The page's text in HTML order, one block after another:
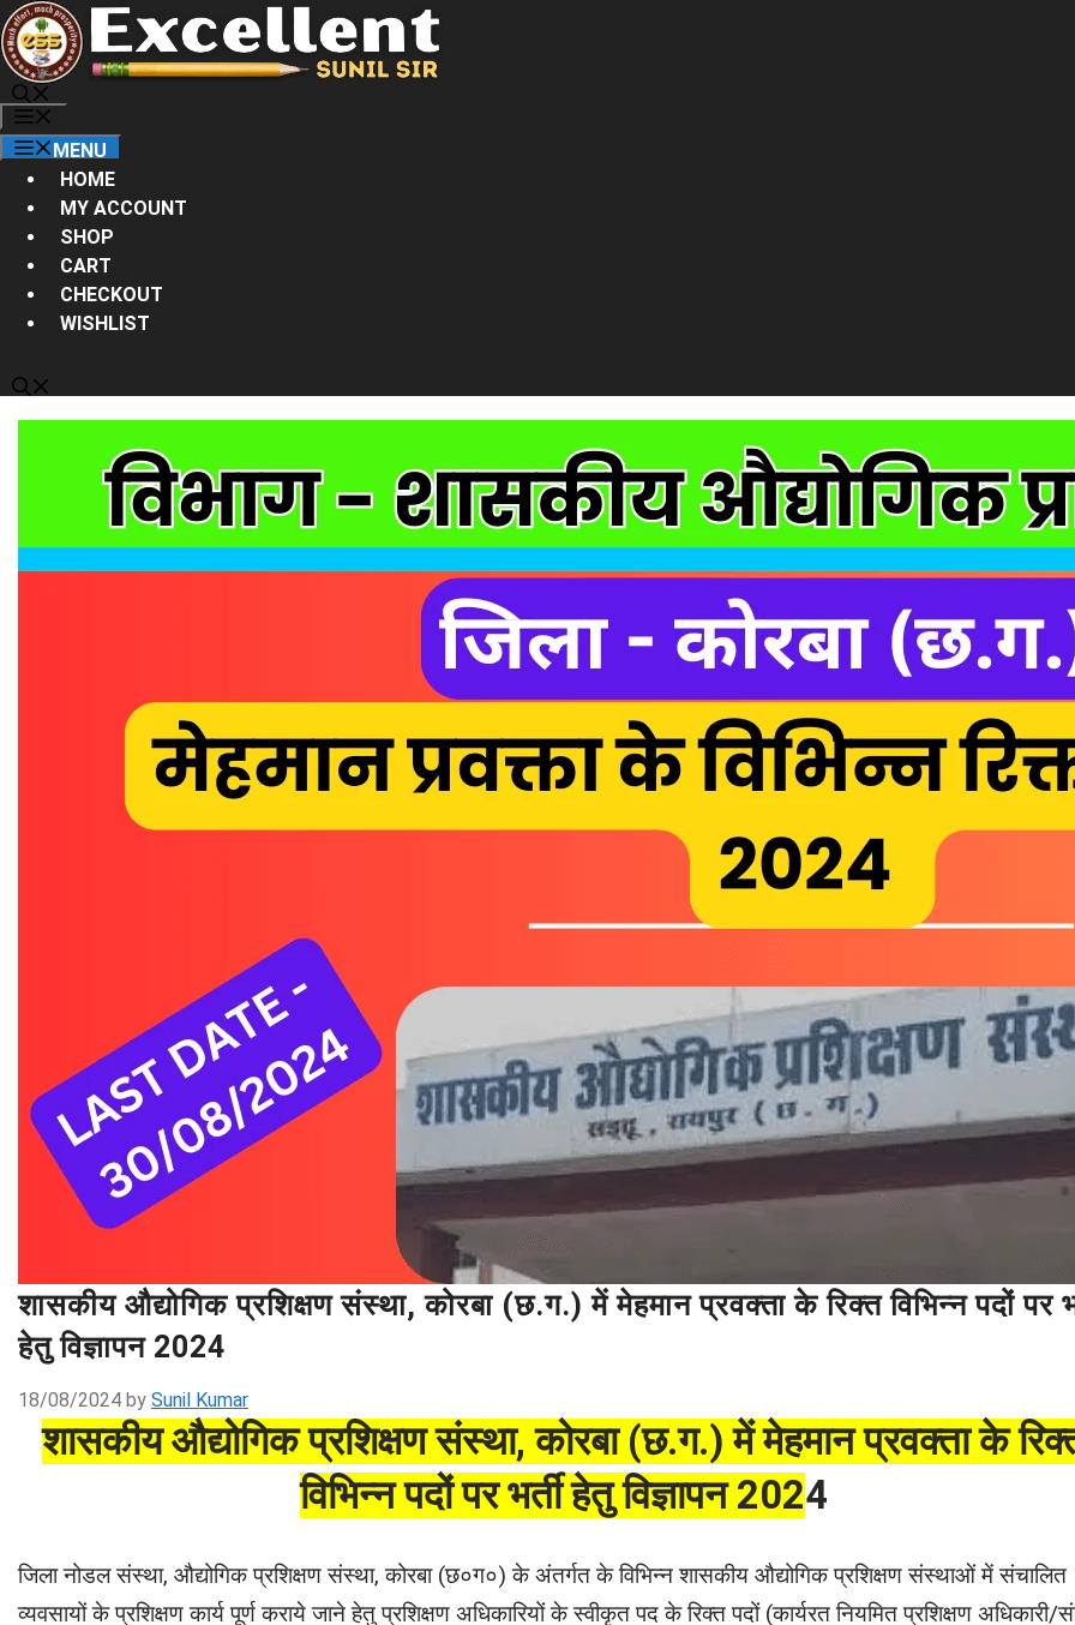
Skip
to
content
MENU
MENU
HOME
MY ACCOUNT
SHOP
CART
CHECKOUT
WISHLIST
शासकीय औद्योगिक प्रशिक्षण संस्था, कोरबा (छ.ग.) में मेहमान प्रवक्ता के रिक्त विभिन्न पदों पर
हेतु विज्ञापन 2024
18/08/2024 by Sunil Kumar
शासकीय औद्योगिक प्रशिक्षण संस्था, कोरबा (छ.ग.) में मेहमान प्रवक्ता के
विभिन्न पदों पर भर्ती हेतु विज्ञापन 2024
जिला नोडल संस्था, औद्योगिक प्रशिक्षण संस्था, कोरबा (छ०ग०) के अंतर्गत के विभिन्न शासकीय औद्योगिक प्रशिक्षण संस्थाओं में संचालित
व्यवसायों के प्रशिक्षण कार्य पूर्ण कराये जाने हेतु प्रशिक्षण अधिकारियों के स्वीकृत पद के रिक्त पदों (कार्यरत नियमित प्रशिक्षण अधिकारी/